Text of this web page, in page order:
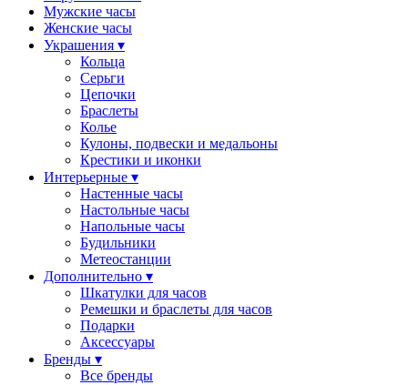
Мужские часы
Женские часы
Украшения ▾
Кольца
Серьги
Цепочки
Браслеты
Колье
Кулоны, подвески и медальоны
Крестики и иконки
Интерьерные ▾
Настенные часы
Настольные часы
Напольные часы
Будильники
Метеостанции
Дополнительно ▾
Шкатулки для часов
Ремешки и браслеты для часов
Подарки
Аксессуары
Бренды ▾
Все бренды